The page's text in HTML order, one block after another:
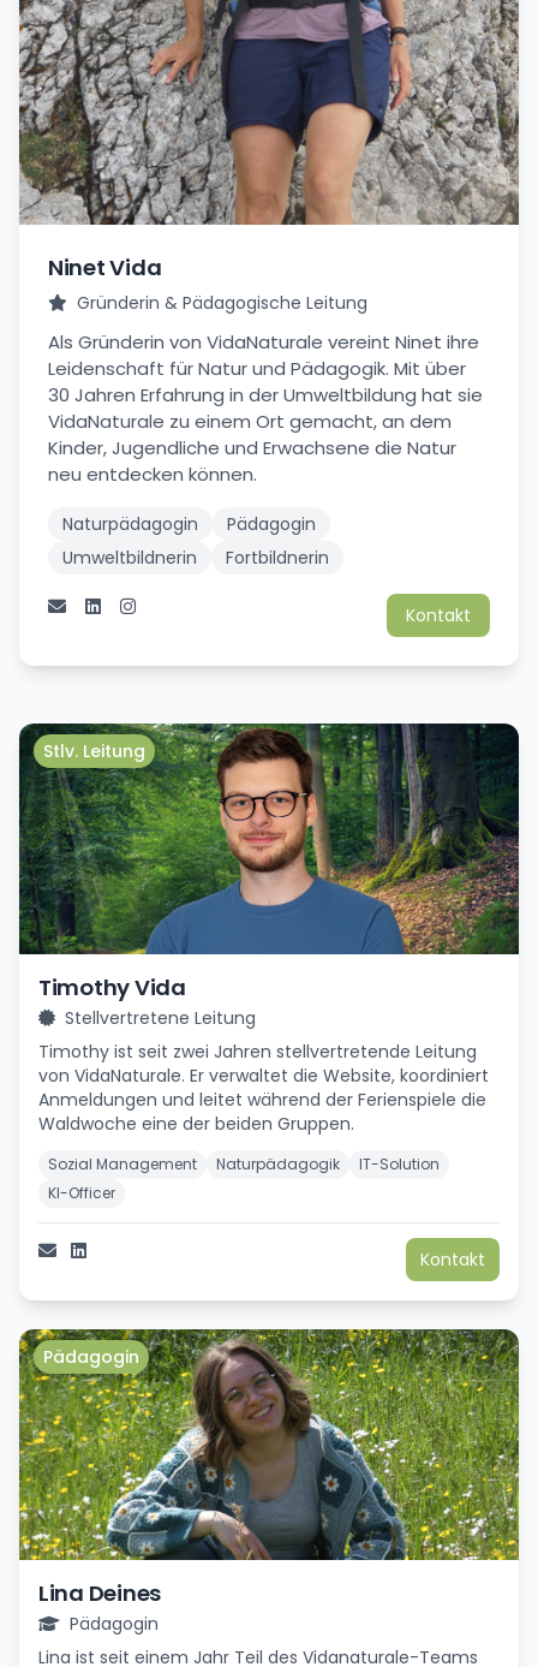
Ninet Vida
Gründerin & Pädagogische Leitung
Als Gründerin von VidaNaturale vereint Ninet ihre
Leidenschaft für Natur und Pädagogik. Mit über
30 Jahren Erfahrung in der Umweltbildung hat sie
VidaNaturale zu einem Ort gemacht, an dem
Kinder, Jugendliche und Erwachsene die Natur
neu entdecken können.
Naturpädagogin
Pädagogin
Umweltbildnerin
Fortbildnerin
Kontakt
Stlv. Leitung
Timothy Vida
Stellvertretene Leitung
Timothy ist seit zwei Jahren stellvertretende Leitung
von VidaNaturale. Er verwaltet die Website, koordiniert
Anmeldungen und leitet während der Ferienspiele die
Waldwoche eine der beiden Gruppen.
Sozial Management Naturpädagogik
IT-Solution
KI-Officer
Kontakt
Pädagogin
Lina Deines
Pädagogin
Lina ist seit einem Jahr Teil des Vidanaturale-Teams